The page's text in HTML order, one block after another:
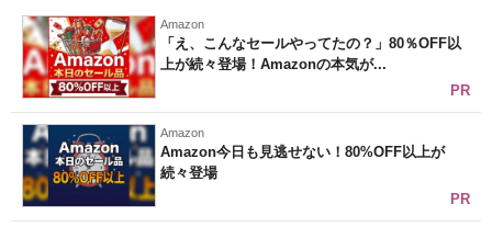
Amazon
「え、こんなセールやってたの？」80％OFF以
上が続々登場！Amazonの本気が...
PR
Amazon
Amazon今日も見逃せない！80%OFF以上が
続々登場
PR